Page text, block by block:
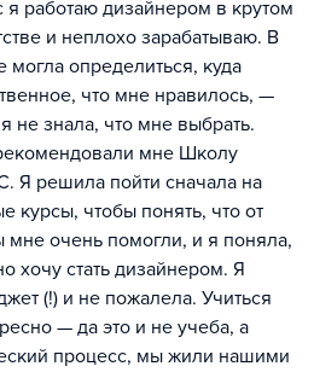
я работаю дизайнером в крутом
и неплохо зарабатываю. В
определиться, куда
что мне нравилось, —
не знала, что мне выбрать.
мне Школу
Я решила пойти сначала на
курсы, чтобы понять, что от
мне очень помогли, и я поняла,
хочу стать дизайнером. Я
(!) и не пожалела. Учиться
— да это и не учеба, а
процесс, мы жили нашими